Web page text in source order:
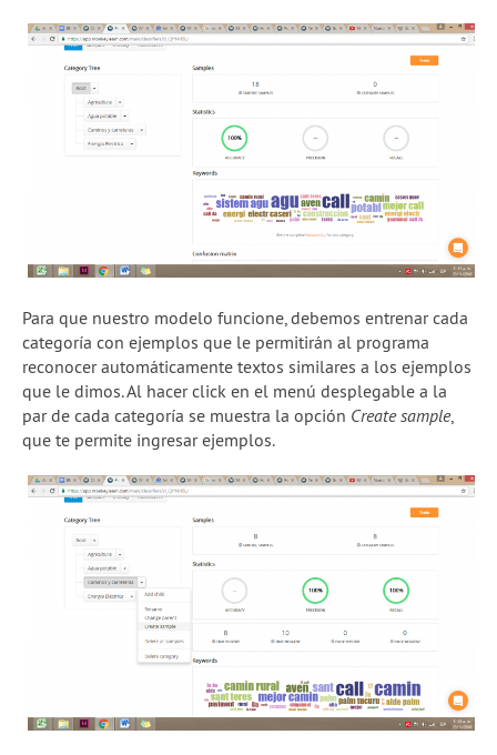
Para que nuestro modelo funcione, debemos entrenar cada
categoría con ejemplos que le permitirán al programa
reconocer automáticamente textos similares a los ejemplos
que le dimos. Al hacer click en el menú desplegable a la
par de cada categoría se muestra la opción Create sample,
que te permite ingresar ejemplos.